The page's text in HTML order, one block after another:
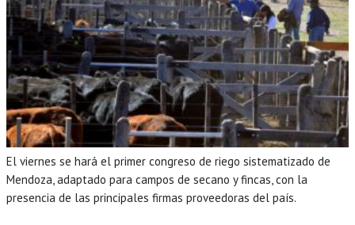
El viernes se hará el primer congreso de riego sistematizado de
Mendoza, adaptado para campos de secano y fincas, con la
presencia de las principales firmas proveedoras del país.